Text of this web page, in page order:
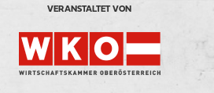
VERANSTALTET VON